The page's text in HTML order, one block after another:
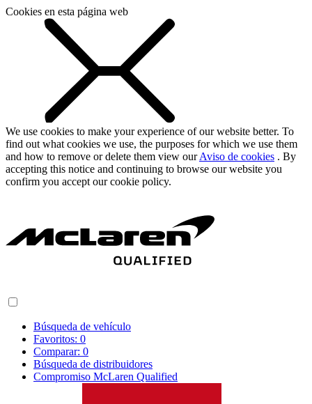
Cookies en esta página web
We use cookies to make your experience of our website better. To
find out what cookies we use, the purposes for which we use them
and how to remove or delete them view ourAviso de cookies . By
accepting this notice and continuing to browse our website you
confirm you accept our cookie policy.
Búsqueda de vehículo
Favoritos: 0
Comparar: 0
Búsqueda de distribuidores
Compromiso McLaren Qualified